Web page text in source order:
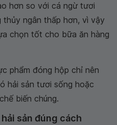
hơn so với cá ngừ tươi
ngân thấp hơn, vì vậy
chọn tốt cho bữa ăn hàng
phẩm đóng hộp chỉ nên
hải sản tươi sống hoặc
biến chúng.
sản đúng cách